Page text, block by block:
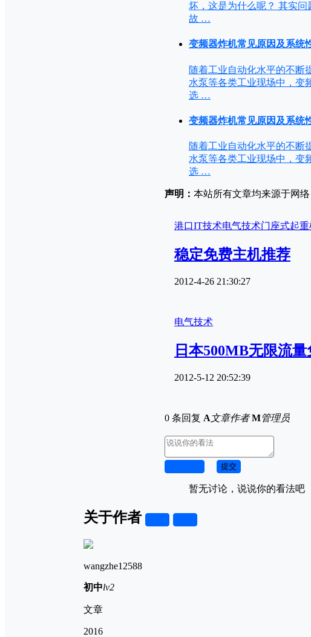
坏，这是为什么呢？ 其实
故 …
变频器炸机常见原因及系统
随着工业自动化水平的不断
水泵等各类工业现场中，变
选 …
变频器炸机常见原因及系统
随着工业自动化水平的不断
水泵等各类工业现场中，变
选 …
声明： 本站所有文章均来源于网络
港口IT技术电气技术门座式起重
稳定免费主机推荐
2012-4-26 21:30:27
电气技术
日本500MB无限流
2012-5-12 20:52:39
0 条回复 A文章作者 M管理员
提交
暂无讨论，说说你的看法吧
关于作者
wangzhe12588
初中lv2
文章
2016